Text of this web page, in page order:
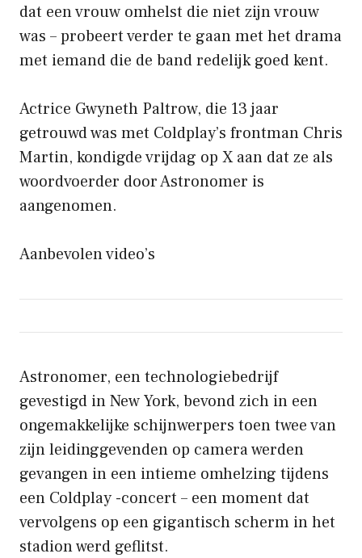
dat een vrouw omhelst die niet zijn vrouw
was – probeert verder te gaan met het drama
met iemand die de band redelijk goed kent.
Actrice Gwyneth Paltrow, die 13 jaar
getrouwd was met Coldplay’s frontman Chris
Martin, kondigde vrijdag op X aan dat ze als
woordvoerder door Astronomer is
aangenomen.
Aanbevolen video’s
Astronomer, een technologiebedrijf
gevestigd in New York, bevond zich in een
ongemakkelijke schijnwerpers toen twee van
zijn leidinggevenden op camera werden
gevangen in een intieme omhelzing tijdens
een Coldplay -concert – een moment dat
vervolgens op een gigantisch scherm in het
stadion werd geflitst.